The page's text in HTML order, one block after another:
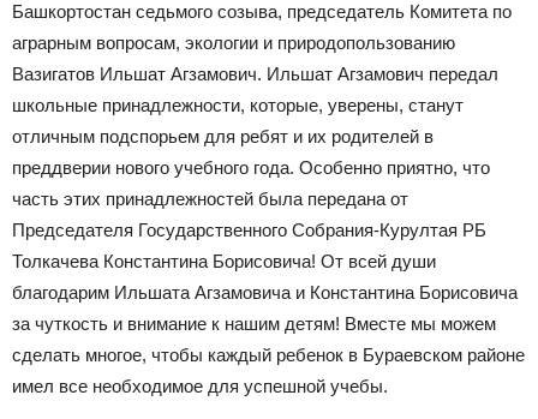
Башкортостан седьмого созыва, председатель Комитета по
аграрным вопросам, экологии и природопользованию
Вазигатов Ильшат Агзамович. Ильшат Агзамович передал
школьные принадлежности, которые, уверены, станут
отличным подспорьем для ребят и их родителей в
преддверии нового учебного года. Особенно приятно, что
часть этих принадлежностей была передана от
Председателя Государственного Собрания-Курултая РБ
Толкачева Константина Борисовича! От всей души
благодарим Ильшата Агзамовича и Константина Борисовича
за чуткость и внимание к нашим детям! Вместе мы можем
сделать многое, чтобы каждый ребенок в Бураевском районе
имел все необходимое для успешной учебы.